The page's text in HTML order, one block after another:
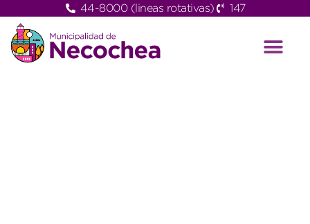
44-8000 (lineas rotativas) 147